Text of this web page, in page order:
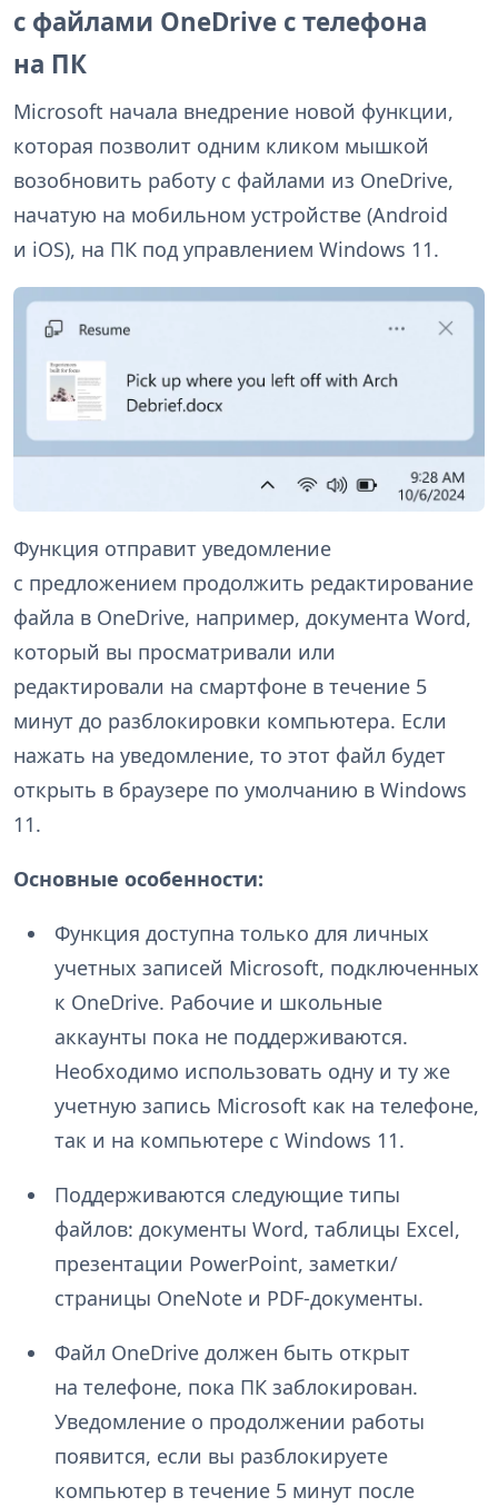
с файлами OneDrive с телефона
на ПК
Microsoft начала внедрение новой функции,
которая позволит одним кликом мышкой
возобновить работу с файлами из OneDrive,
начатую на мобильном устройстве (Android
и iOS), на ПК под управлением Windows 11.
Функция отправит уведомление
с предложением продолжить редактирование
файла в OneDrive, например, документа Word,
который вы просматривали или
редактировали на смартфоне в течение 5
минут до разблокировки компьютера. Если
нажать на уведомление, то этот файл будет
открыть в браузере по умолчанию в Windows
11.
Основные особенности:
Функция доступна только для личных
учетных записей Microsoft, подключенных
к OneDrive. Рабочие и школьные
аккаунты пока не поддерживаются.
Необходимо использовать одну и ту же
учетную запись Microsoft как на телефоне,
так и на компьютере с Windows 11.
Поддерживаются следующие типы
файлов: документы Word, таблицы Excel,
презентации PowerPoint, заметки/
страницы OneNote и PDF-документы.
Файл OneDrive должен быть открыт
на телефоне, пока ПК заблокирован.
Уведомление о продолжении работы
появится, если вы разблокируете
компьютер в течение 5 минут после